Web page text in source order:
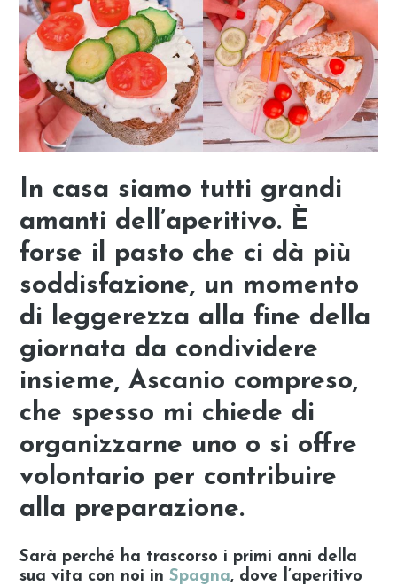
In casa siamo tutti grandi
amanti dell’aperitivo. È
forse il pasto che ci dà più
soddisfazione, un momento
di leggerezza alla fine della
giornata da condividere
insieme, Ascanio compreso,
che spesso mi chiede di
organizzarne uno o si offre
volontario per contribuire
alla preparazione.
Sarà perché ha trascorso i primi anni della
sua vita con noi inSpagna, dove l’aperitivo